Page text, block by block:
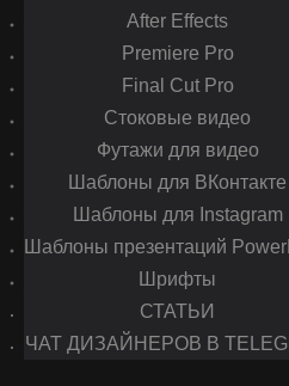
After Effects
Premiere Pro
Final Cut Pro
Стоковые видео
Футажи для видео
Шаблоны для ВКонтакте
Шаблоны для Instagram
Шаблоны презентаций
Шрифты
СТАТЬИ
ЧАТ ДИЗАЙНЕРОВ В